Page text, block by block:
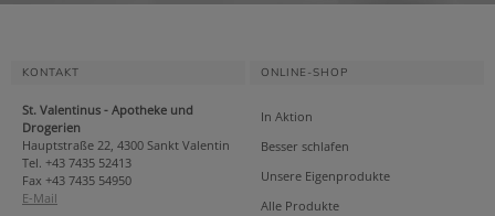
KONTAKT
St. Valentinus - Apotheke und
Drogerien
Hauptstraße 22, 4300 Sankt Valentin
Tel. +43 7435 52413
Fax +43 7435 54950
E-Mail
ONLINE-SHOP
In Aktion
Besser schlafen
Unsere Eigenprodukte
Alle Produkte